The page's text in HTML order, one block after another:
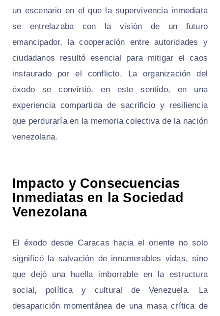
un escenario en el que la supervivencia inmediata
se entrelazaba con la visión de un futuro
emancipador, la cooperación entre autoridades y
ciudadanos resultó esencial para mitigar el caos
instaurado por el conflicto. La organización del
éxodo se convirtió, en este sentido, en una
experiencia compartida de sacrificio y resiliencia
que perduraría en la memoria colectiva de la nación
venezolana.
Impacto y Consecuencias
Inmediatas en la Sociedad
Venezolana
El éxodo desde Caracas hacia el oriente no solo
significó la salvación de innumerables vidas, sino
que dejó una huella imborrable en la estructura
social, política y cultural de Venezuela. La
desaparición momentánea de una masa crítica de